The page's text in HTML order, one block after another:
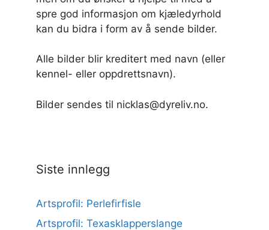
spre god informasjon om kjæledyrhold
kan du bidra i form av å sende bilder.
Alle bilder blir kreditert med navn (eller
kennel- eller oppdrettsnavn).
Bilder sendes til nicklas@dyreliv.no.
Siste innlegg
Artsprofil: Perlefirfisle
Artsprofil: Texasklapperslange